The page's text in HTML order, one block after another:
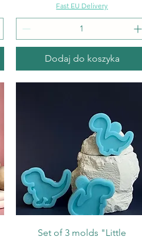
Fast EU Delivery
Dodaj do koszyka
Podgląd
Set of 3 molds "Little